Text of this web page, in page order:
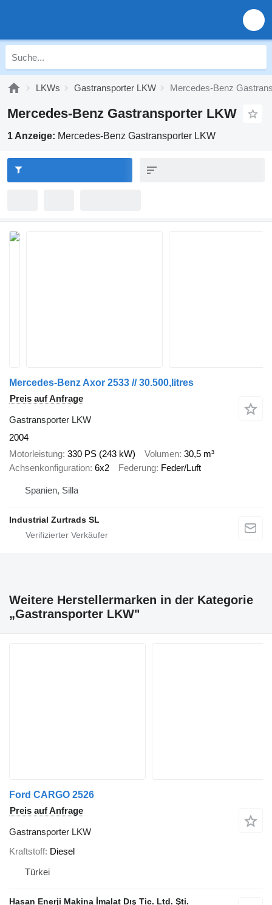
LKWs Gastransporter LKW Mercedes-Benz
Mercedes-Benz Gastransporter LKW
1 Anzeige: Mercedes-Benz Gastransporter LKW
Mercedes-Benz Axor 2533 // 30.500,litres
Preis auf Anfrage
Gastransporter LKW
2004
Motorleistung 330 PS (243 kW) Volumen 30,5 m³
Achsenkonfiguration 6x2 Federung Feder/Luft
Spanien, Silla
Industrial Zurtrads SL
Weitere Herstellermarken in der Kategorie
„Gastransporter LKW"
Ford CARGO 2526
Preis auf Anfrage
Gastransporter LKW
Kraftstoff Diesel
Türkei
Hasan Enerji Makina İmalat Dış Tic. Ltd. Şti.